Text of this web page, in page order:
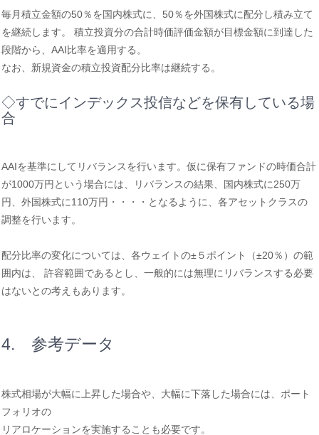
毎月積立金額の50％を国内株式に、50％を外国株式に配分し積み立て
を継続します。 積立投資分の合計時価評価金額が目標金額に到達した
段階から、AAI比率を適用する。
なお、新規資金の積立投資配分比率は継続する。
◇すでにインデックス投信などを保有している場
合
AAIを基準にしてリバランスを行います。仮に保有ファンドの時価合計
が1000万円という場合には、リバランスの結果、国内株式に250万
円、外国株式に110万円・・・・となるように、各アセットクラスの
調整を行います。
配分比率の変化については、各ウェイトの±５ポイント（±20％）の範
囲内は、 許容範囲であるとし、一般的には無理にリバランスする必要
はないとの考えもあります。
4. 参考データ
株式相場が大幅に上昇した場合や、大幅に下落した場合には、ポート
フォリオの
リアロケーションを実施することも必要です。